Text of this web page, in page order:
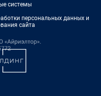
системы
персональных данных и
сайта